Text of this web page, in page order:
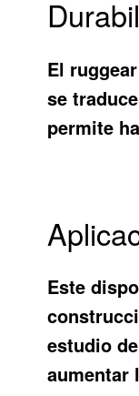
El
se
permite
Este
estudio
aumentar